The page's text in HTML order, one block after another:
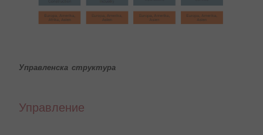
Управленска структура
Управление